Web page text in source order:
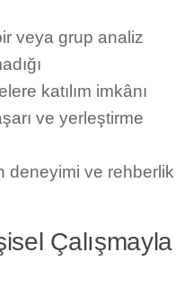
veya grup analiz
katılım imkânı
ve yerleştirme
deneyimi ve rehberlik
Çalışmayla